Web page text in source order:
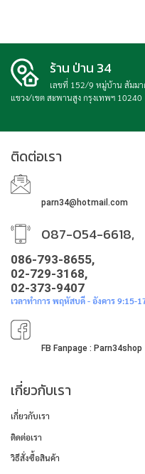
ร้าน ป่าน 34
เลขที่ 152/9 หมู่บ้าน สัมม
แขวง/เขต สะพานสูง กรุงเทพฯ 10240
ติดต่อเรา
parn34@hotmail.com
087-054-6618,
086-793-8655,
02-729-3168,
02-373-9407
เวลาทำการ พฤหัสบดี - อังคาร 9:15-
FB Fanpage : Parn34shop
เกี่ยวกับเรา
เกี่ยวกับเรา
ติดต่อเรา
วิธีสั่งซื้อสินค้า